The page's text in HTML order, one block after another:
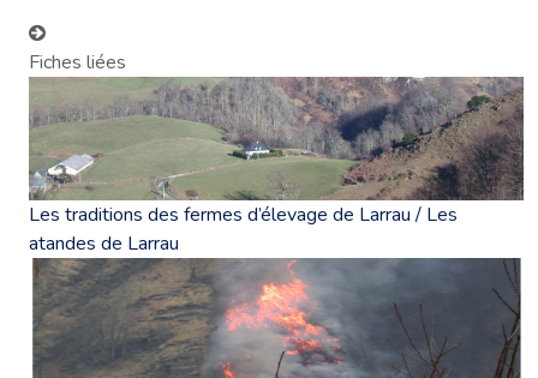
Fiches liées
Les traditions des fermes d’élevage de Larrau / Les
atandes de Larrau